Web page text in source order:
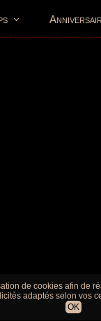
de cookies afin de
adaptés selon vos
OK